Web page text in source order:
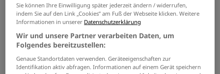
Mitarbeiterin / Mitarbeiter
im Kanalbetrieb (m/w/d)
07.07.2026 / Stadt Übach-Palenberg
Palenberg
Sie können Ihre Einwilligung später jederzeit ändern / widerrufen,
indem Sie auf den Link „Cookies” am Fuß der Webseite klicken. Weitere
Informationen in unserer Datenschutzerklärung
Wir und unsere Partner verarbeiten Daten, um
Folgendes bereitzustellen:
Genaue Standortdaten verwenden. Geräteeigenschaften zur
Identifikation aktiv abfragen. Informationen auf einem Gerät speichern